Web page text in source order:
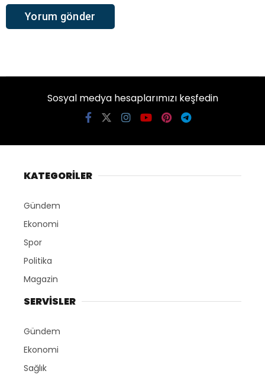
Sosyal medya hesaplarımızı keşfedin
KATEGORİLER
Gündem
Ekonomi
Spor
Politika
Magazin
SERVİSLER
Gündem
Ekonomi
Sağlık